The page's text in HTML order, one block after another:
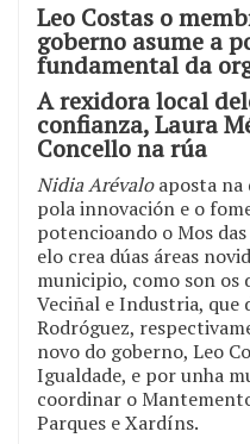
Leo Costas o
goberno asume a
fundamental da
A rexidora local
confianza, Laura
Concello na rúa
Nidia Arévaloaposta
pola innovación e o
potencioando o Mos
elo crea dúas áreas
municipio, como son
Veciñal e Industria, que
Rodróguez,
novo do goberno, Leo
Igualdade, e por unha
coordinar o
Parques e Xardíns.